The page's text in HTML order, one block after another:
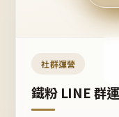
社群運營
鐵粉 LINE 群